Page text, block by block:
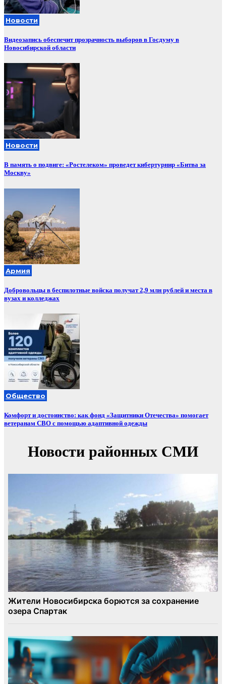
Новости
Видеозапись обеспечит прозрачность выборов в Госдуму в
Новосибирской области
Новости
В память о подвиге: «Ростелеком» проведет кибертурнир «Битва за
Москву»
Армия
Добровольцы в беспилотные войска получат 2,9 млн рублей и места в
вузах и колледжах
Общество
Комфорт и достоинство: как фонд «Защитники Отечества» помогает
ветеранам СВО с помощью адаптивной одежды